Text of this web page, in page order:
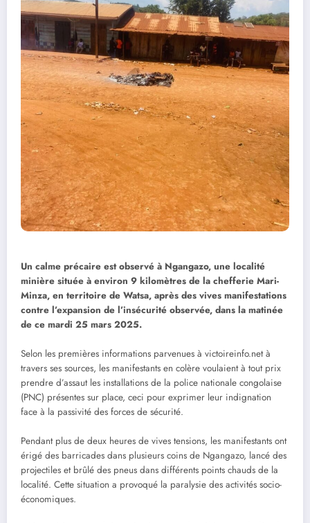
Un calme précaire est observé à Ngangazo, une localité
minière située à environ 9 kilomètres de la chefferie Mari-
Minza, en territoire de Watsa, après des vives manifestations
contre l’expansion de l’insécurité observée, dans la matinée
de ce mardi 25 mars 2025.
Selon les premières informations parvenues à victoireinfo.net à
travers ses sources, les manifestants en colère voulaient à tout prix
prendre d’assaut les installations de la police nationale congolaise
(PNC) présentes sur place, ceci pour exprimer leur indignation
face à la passivité des forces de sécurité.
Pendant plus de deux heures de vives tensions, les manifestants ont
érigé des barricades dans plusieurs coins de Ngangazo, lancé des
projectiles et brûlé des pneus dans différents points chauds de la
localité. Cette situation a provoqué la paralysie des activités socio-
économiques.